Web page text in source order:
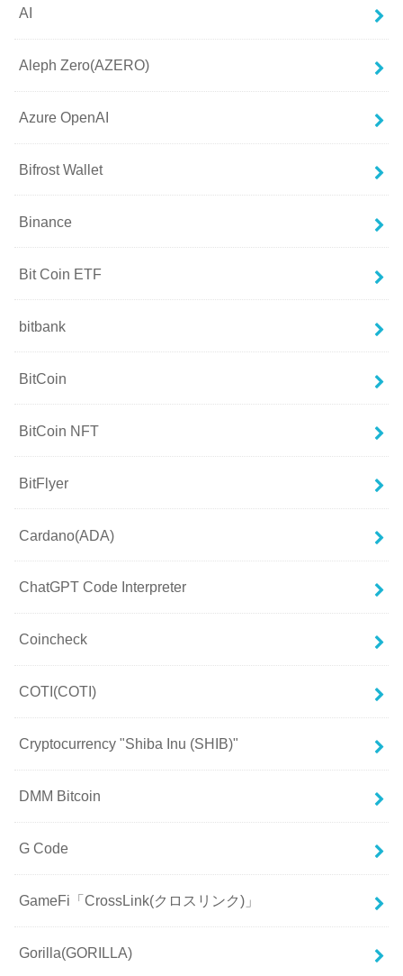
AI
Aleph Zero(AZERO)
Azure OpenAI
Bifrost Wallet
Binance
Bit Coin ETF
bitbank
BitCoin
BitCoin NFT
BitFlyer
Cardano(ADA)
ChatGPT Code Interpreter
Coincheck
COTI(COTI)
Cryptocurrency "Shiba Inu (SHIB)"
DMM Bitcoin
G Code
GameFi「CrossLink(クロスリンク)」
Gorilla(GORILLA)